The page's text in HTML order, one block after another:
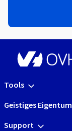
Tools
Geistiges Eigentum
Support